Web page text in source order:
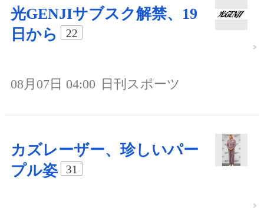
光GENJIサブスク解禁、19
日から
22
08月07日 04:00 日刊スポーツ
カズレーザー、珍しいパー
プル姿
31